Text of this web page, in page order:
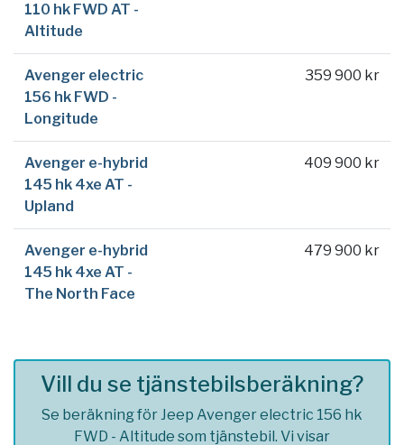
110 hk FWD AT -
Altitude
Avenger electric
156 hk FWD -
Longitude
359 900 kr
Avenger e-hybrid
145 hk 4xe AT -
Upland
409 900 kr
Avenger e-hybrid
145 hk 4xe AT -
The North Face
479 900 kr
Vill du se tjänstebilsberäkning?
Se beräkning för Jeep Avenger electric 156 hk
FWD - Altitude som tjänstebil. Vi visar